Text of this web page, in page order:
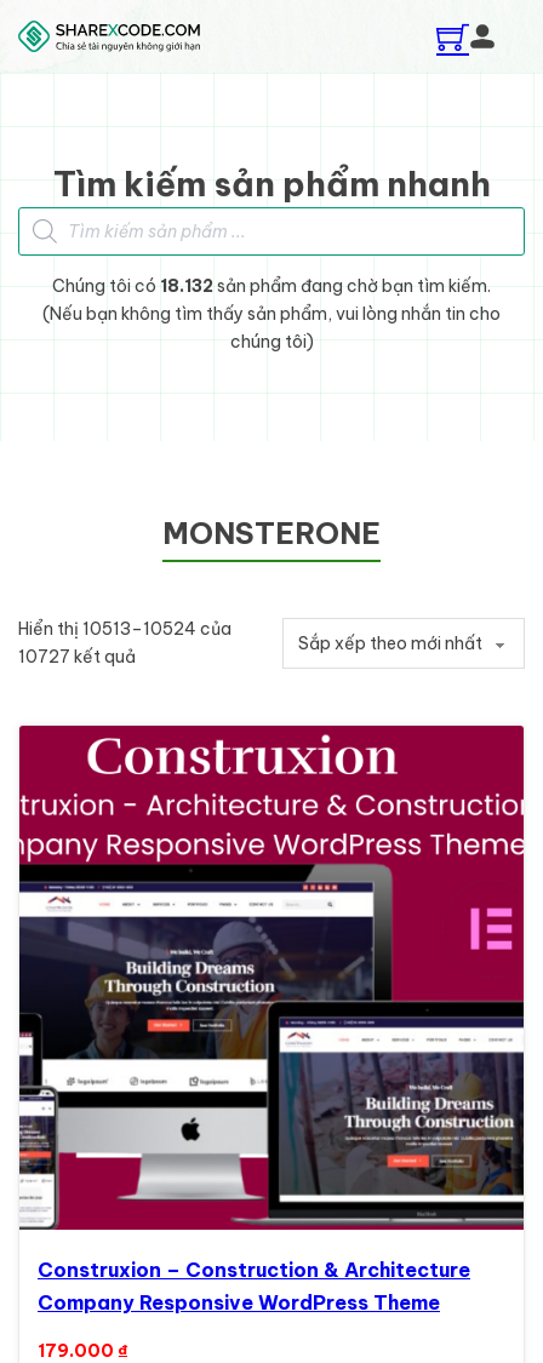
Skip to main content
Skip to footer
Tìm kiếm sản phẩm nhanh
Tìm kiếm sản phẩm
Chúng tôi có 18.132sản phẩm đang chờ bạn tìm kiếm.
(Nếu bạn không tìm thấy sản phẩm, vui lòng nhắn tin cho
chúng tôi)
MONSTERONE
Hiển thị 10513–10524 của
10727 kết quả Đã sắp xếp theo mới nhất
Construxion – Construction & Architecture
Company Responsive WordPress Theme
179.000 ₫